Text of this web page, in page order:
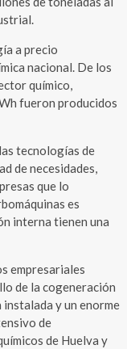
a precio
nacional. De los
químico,
fueron producidos
tecnologías de
de necesidades,
que lo
es
interna tienen una
empresariales
de la cogeneración
y un enorme
de
de Huelva y